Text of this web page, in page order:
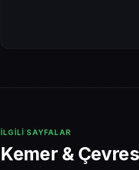
İLGILI SAYFALAR
Kemer &